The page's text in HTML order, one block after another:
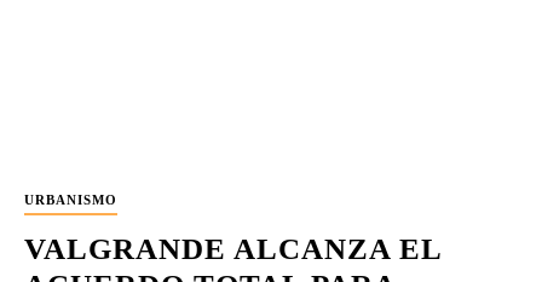
URBANISMO
VALGRANDE ALCANZA EL